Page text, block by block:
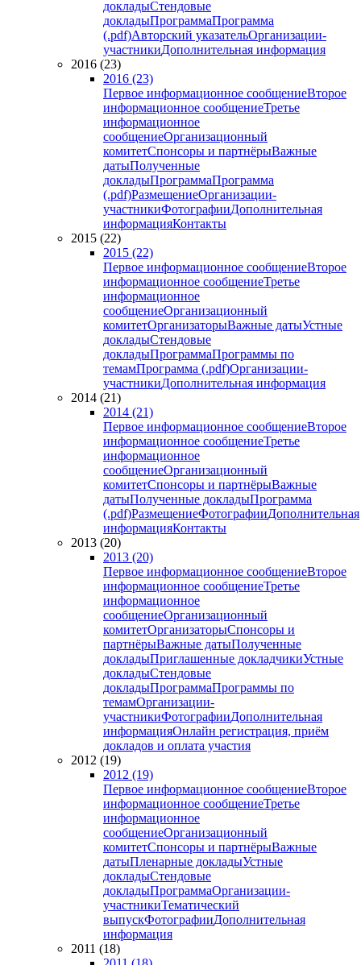
докладыСтендовые
докладыПрограммаПрограмма
(.pdf)Авторский указательОрганизации-
участникиДополнительная информация
2016 (23)
2016 (23)
Первое информационное сообщениеВторое
информационное сообщениеТретье
информационное
сообщениеОрганизационный
комитетСпонсоры и партнёрыВажные
датыПолученные
докладыПрограммаПрограмма
(.pdf)РазмещениеОрганизации-
участникиФотографииДополнительная
информацияКонтакты
2015 (22)
2015 (22)
Первое информационное сообщениеВторое
информационное сообщениеТретье
информационное
сообщениеОрганизационный
комитетОрганизаторыВажные датыУстные
докладыСтендовые
докладыПрограммаПрограммы по
темамПрограмма (.pdf)Организации-
участникиДополнительная информация
2014 (21)
2014 (21)
Первое информационное сообщениеВторое
информационное сообщениеТретье
информационное
сообщениеОрганизационный
комитетСпонсоры и партнёрыВажные
датыПолученные докладыПрограмма
(.pdf)РазмещениеФотографииДополнительная
информацияКонтакты
2013 (20)
2013 (20)
Первое информационное сообщениеВторое
информационное сообщениеТретье
информационное
сообщениеОрганизационный
комитетОрганизаторыСпонсоры и
партнёрыВажные датыПолученные
докладыПриглашенные докладчикиУстные
докладыСтендовые
докладыПрограммаПрограммы по
темамОрганизации-
участникиФотографииДополнительная
информацияОнлайн регистрация, приём
докладов и оплата участия
2012 (19)
2012 (19)
Первое информационное сообщениеВторое
информационное сообщениеТретье
информационное
сообщениеОрганизационный
комитетСпонсоры и партнёрыВажные
датыПленарные докладыУстные
докладыСтендовые
докладыПрограммаОрганизации-
участникиТематический
выпускФотографииДополнительная
информация
2011 (18)